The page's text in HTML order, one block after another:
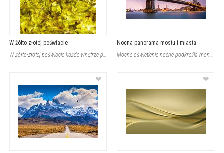
W żółto-złotej poświacie
Nocna panorama mostu i miasta
❤ ❤